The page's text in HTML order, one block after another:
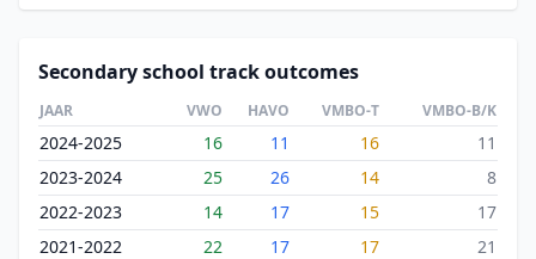
Secondary school track outcomes
JAAR VWO HAVO VMBO-T VMBO-B/K
2024-2025 16 11 16
11
2023-2024
25 26 14
8
2022-2023
14 17 15
17
2021-2022
22 17 17
21